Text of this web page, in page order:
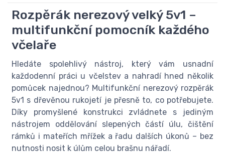
Rozpěrák nerezový velký 5v1 –
multifunkční pomocník každého
včelaře
Hledáte spolehlivý nástroj, který vám usnadní
každodenní práci u včelstev a nahradí hned několik
pomůcek najednou? Multifunkční nerezový rozpěrák
5v1 s dřevěnou rukojetí je přesně to, co potřebujete.
Díky promyšlené konstrukci zvládnete s jediným
nástrojem oddělování slepených částí úlu, čištění
rámků i mateřích mřížek a řadu dalších úkonů – bez
nutnosti nosit k úlům celou brašnu nářadí.